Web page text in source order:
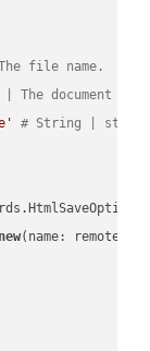
file name.
The document
# String |
new(name: